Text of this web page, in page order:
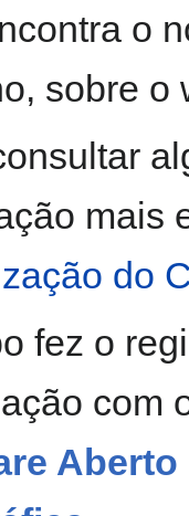
o
sobre o
mais
do
fez o
com